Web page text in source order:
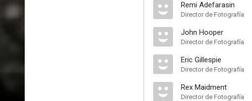
Remi Adefarasin
Director de Fotografía
John Hooper
Director de Fotografía
Eric Gillespie
Director de Fotografía
Rex Maidment
Director de Fotografía